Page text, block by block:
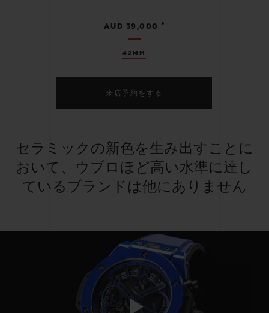
42MM
AUD 39,000 •
来店予約をする
セラミックの新色を生み出すことに
おいて、ウブロほど高い水準に達し
ているブランドは他にありません